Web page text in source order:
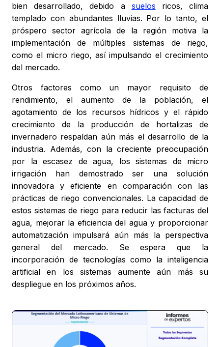
bien desarrollado, debido a suelos ricos, clima
templado con abundantes lluvias. Por lo tanto, el
próspero sector agrícola de la región motiva la
implementación de múltiples sistemas de riego,
como el micro riego, así impulsando el crecimiento
del mercado.
Otros factores como un mayor requisito de
rendimiento, el aumento de la población, el
agotamiento de los recursos hídricos y el rápido
crecimiento de la producción de hortalizas de
invernadero respaldan aún más el desarrollo de la
industria. Además, con la creciente preocupación
por la escasez de agua, los sistemas de micro
irrigación han demostrado ser una solución
innovadora y eficiente en comparación con las
prácticas de riego convencionales. La capacidad de
estos sistemas de riego para reducir las facturas del
agua, mejorar la eficiencia del agua y proporcionar
automatización impulsará aún más la perspectiva
general del mercado. Se espera que la
incorporación de tecnologías como la inteligencia
artificial en los sistemas aumente aún más su
despliegue en los próximos años.